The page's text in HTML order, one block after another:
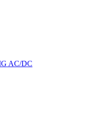
AC/DC